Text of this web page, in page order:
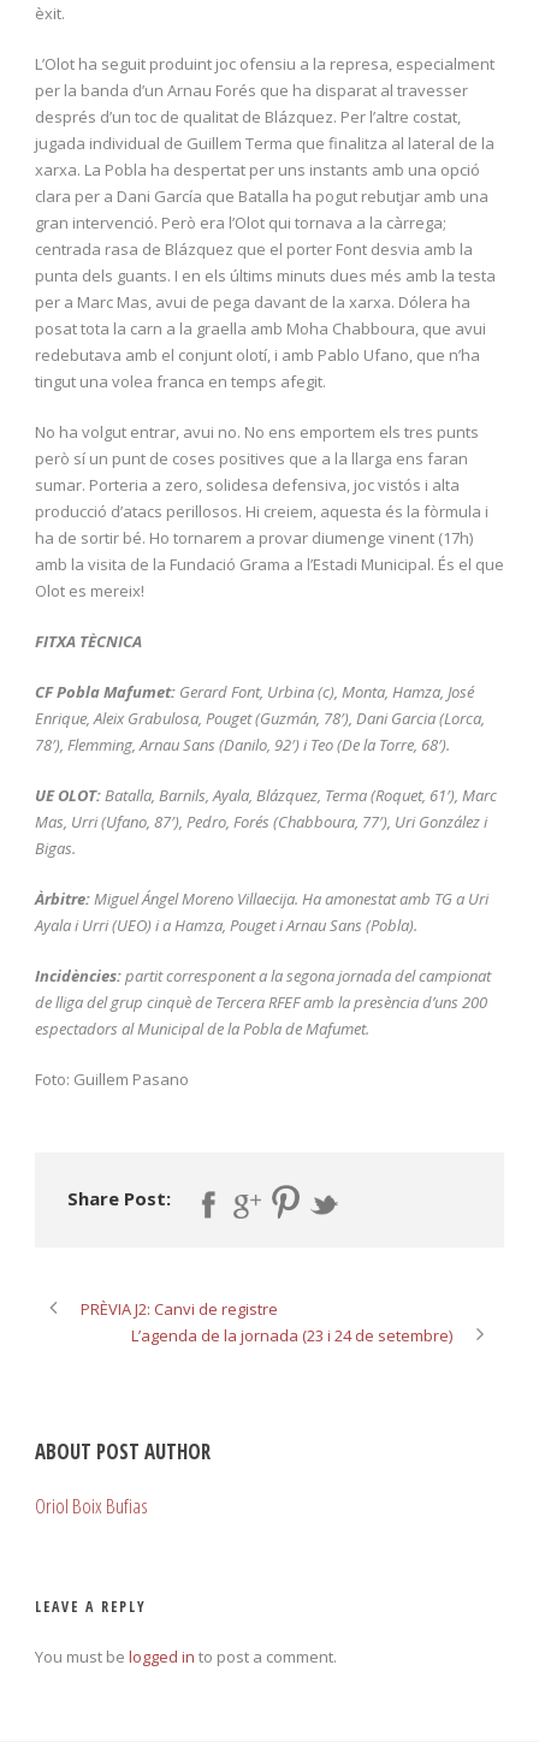
èxit.
L’Olot ha seguit produint joc ofensiu a la represa, especialment
per la banda d’un Arnau Forés que ha disparat al travesser
després d’un toc de qualitat de Blázquez. Per l’altre costat,
jugada individual de Guillem Terma que finalitza al lateral de la
xarxa. La Pobla ha despertat per uns instants amb una opció
clara per a Dani García que Batalla ha pogut rebutjar amb una
gran intervenció. Però era l’Olot qui tornava a la càrrega;
centrada rasa de Blázquez que el porter Font desvia amb la
punta dels guants. I en els últims minuts dues més amb la testa
per a Marc Mas, avui de pega davant de la xarxa. Dólera ha
posat tota la carn a la graella amb Moha Chabboura, que avui
redebutava amb el conjunt olotí, i amb Pablo Ufano, que n’ha
tingut una volea franca en temps afegit.
No ha volgut entrar, avui no. No ens emportem els tres punts
però sí un punt de coses positives que a la llarga ens faran
sumar. Porteria a zero, solidesa defensiva, joc vistós i alta
producció d’atacs perillosos. Hi creiem, aquesta és la fòrmula i
ha de sortir bé. Ho tornarem a provar diumenge vinent (17h)
amb la visita de la Fundació Grama a l’Estadi Municipal. És el que
Olot es mereix!
FITXA TÈCNICA
CF Pobla Mafumet: Gerard Font, Urbina (c), Monta, Hamza, José
Enrique, Aleix Grabulosa, Pouget (Guzmán, 78′), Dani Garcia (Lorca,
78′), Flemming, Arnau Sans (Danilo, 92′) i Teo (De la Torre, 68′).
UE OLOT:Batalla, Barnils, Ayala, Blázquez, Terma (Roquet, 61′), Marc
Mas, Urri (Ufano, 87′), Pedro, Forés (Chabboura, 77′), Uri González i
Bigas.
Àrbitre:Miguel Ángel Moreno Villaecija. Ha amonestat amb TG a Uri
Ayala i Urri (UEO) i a Hamza, Pouget i Arnau Sans (Pobla).
Incidències:partit corresponent a la segona jornada del campionat
de lliga del grup cinquè de Tercera RFEF amb la presència d’uns 200
espectadors al Municipal de la Pobla de Mafumet.
Foto: Guillem Pasano
Share Post:
PRÈVIA J2: Canvi de registre
L’agenda de la jornada (23 i 24 de setembre)
ABOUT POST AUTHOR
Oriol Boix Bufias
LEAVE A REPLY
You must be logged in to post a comment.